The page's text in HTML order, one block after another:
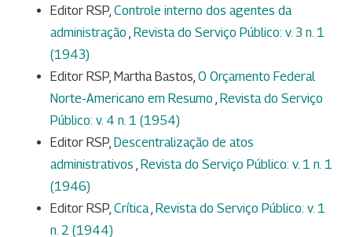
Editor RSP, Controle interno dos agentes da
administração , Revista do Serviço Público: v. 3 n. 1
(1943)
Editor RSP, Martha Bastos, O Orçamento Federal
Norte-Americano em Resumo , Revista do Serviço
Público: v. 4 n. 1 (1954)
Editor RSP, Descentralização de atos
administrativos , Revista do Serviço Público: v. 1 n. 1
(1946)
Editor RSP, Crítica, Revista do Serviço Público: v. 1
n. 2 (1944)